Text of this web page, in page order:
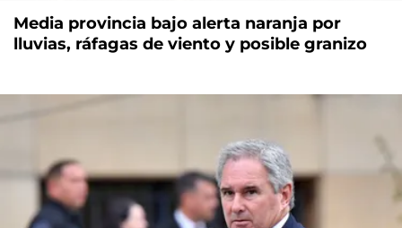
Media provincia bajo alerta naranja por
lluvias, ráfagas de viento y posible granizo